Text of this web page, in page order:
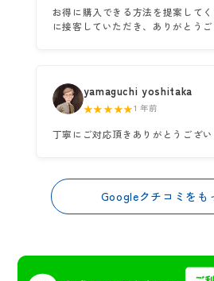
お得に購入できる方法を提案して
に接客していただき、ありがとうご
yamaguchi yoshitaka
★★★★★1 年前
丁寧にご対応頂きありがとうござい
Googleクチコミをも